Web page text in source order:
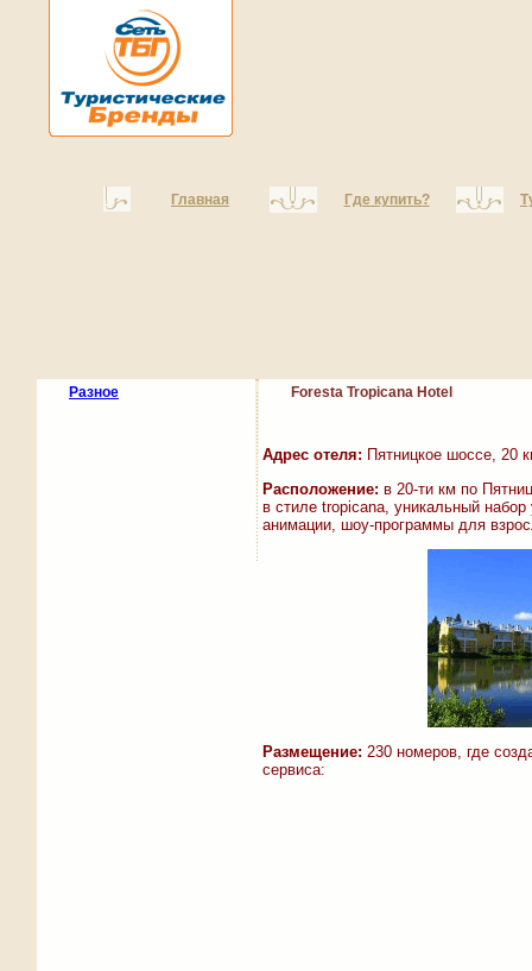
Главная Где купить?
Разное Foresta Tropicana Hotel
Адрес отеля: Пятницкое шоссе, 20
Расположение: в 20-ти км по
в стиле tropicana, уникальный набор
анимации, шоу-программы для
Размещение: 230 номеров, где
сервиса: